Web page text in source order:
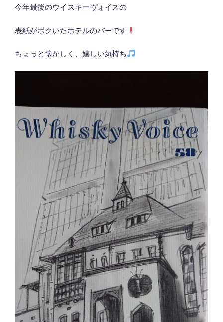
今年最後のウイスキーヴォイスの
表紙がボクいたホテルのバーです
ちょっと懐かしく、嬉しい気持ち